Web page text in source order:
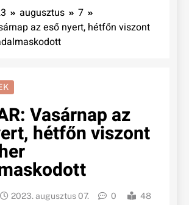
augusztus
7
az eső nyert, hétfőn viszont
Vasárnap az
hétfőn viszont
2023. augusztus 07. 0
48